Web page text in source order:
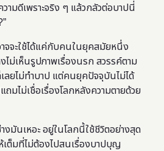
วามดีเพราะจริง ๆ แล้วกลัวต่อบาปนี่
จจะใช้ได้แค่กับคนในยุคสมัยหนึ่ง
ไม่เห็นรูปภาพเรื่องนรก สวรรค์ตาม
ลยไม่ทำบาป แต่คนยุคปัจจุบันไม่ได้
มไม่เชื่อเรื่องโลกหลังความตายด้วย
งมันเหอะ อยู่ในโลกนี้ใช้ชีวิตอย่างสุด
เต็มที่ไม่ต้องไปสนเรื่องบาปบุญ